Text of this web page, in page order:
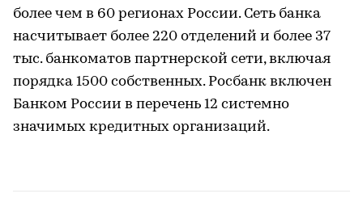
более чем в 60 регионах России. Сеть банка
насчитывает более 220 отделений и более 37
тыс. банкоматов партнерской сети, включая
порядка 1500 собственных. Росбанк включен
Банком России в перечень 12 системно
значимых кредитных организаций.